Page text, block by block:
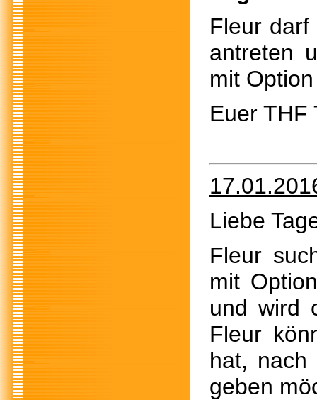
Fleur
antreten
mit
Euer THF
Liebe
Fleur
mit
und wird
Fleur
hat, nach
geben